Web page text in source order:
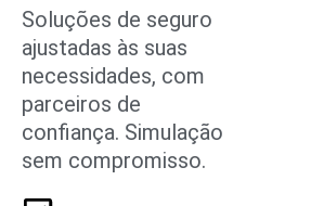
Soluções de seguro
ajustadas às suas
necessidades, com
parceiros de
confiança. Simulação
sem compromisso.